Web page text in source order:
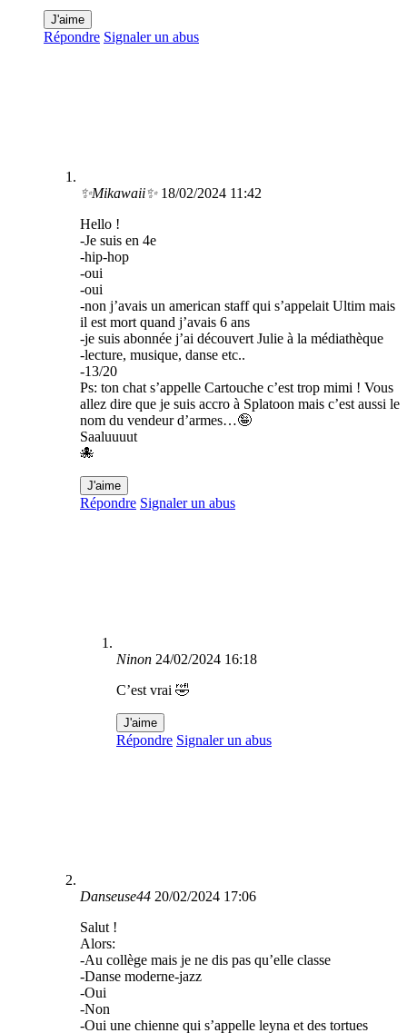
J'aime
Répondre Signaler un abus
✨Mikawaii✨ 18/02/2024 11:42
Hello !
-Je suis en 4e
-hip-hop
-oui
-oui
-non j’avais un american staff qui s’appelait Ultim mais
il est mort quand j’avais 6 ans
-je suis abonnée j’ai découvert Julie à la médiathèque
-lecture, musique, danse etc..
-13/20
Ps: ton chat s’appelle Cartouche c’est trop mimi ! Vous
allez dire que je suis accro à Splatoon mais c’est aussi le
nom du vendeur d’armes…🤪
Saaluuuut
🐙
J'aime
Répondre Signaler un abus
Ninon 24/02/2024 16:18
C’est vrai 🤣
J'aime
Répondre Signaler un abus
Danseuse44 20/02/2024 17:06
Salut !
Alors:
-Au collège mais je ne dis pas qu’elle classe
-Danse moderne-jazz
-Oui
-Non
-Oui une chienne qui s’appelle leyna et des tortues